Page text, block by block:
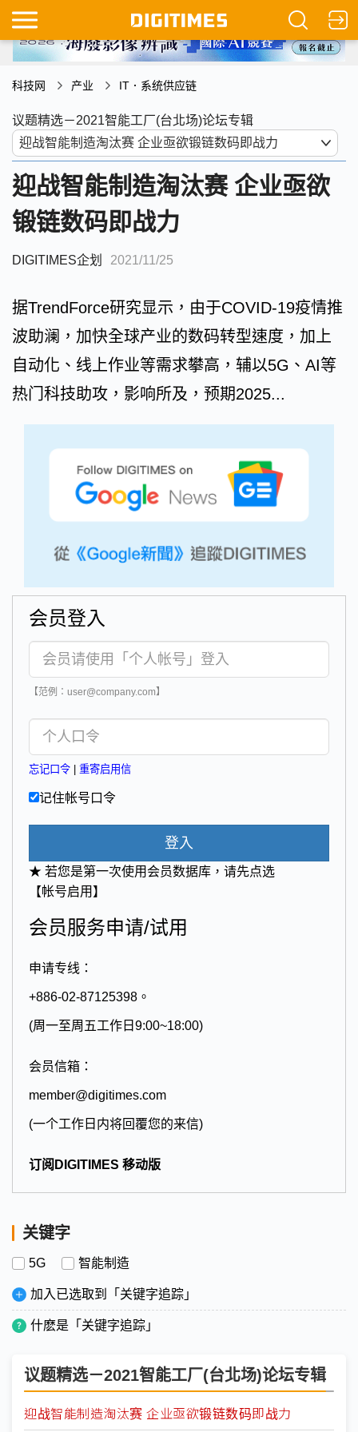
科技网 产业 IT．系统供应链
议题精选－2021智能工厂(台北场)论坛专辑
迎战智能制造淘汰赛 企业亟欲
锻链数码即战力
DIGITIMES企划 2021/11/25
据TrendForce研究显示，由于COVID-19疫情推
波助澜，加快全球产业的数码转型速度，加上
自动化、线上作业等需求攀高，辅以5G、AI等
热门科技助攻，影响所及，预期2025...
会员登入
【范例：user@company.com】
忘记口令 重寄启用信
记住帐号口令
登入
★ 若您是第一次使用会员数据库，请先点选
【帐号启用】
会员服务申请/试用
申请专线：
+886-02-87125398。
(周一至周五工作日9:00~18:00)
会员信箱：
member@digitimes.com
(一个工作日内将回覆您的来信)
订阅DIGITIMES 移动版
关键字
5G 智能制造
加入已选取到「关键字追踪」
什麽是「关键字追踪」
议题精选－2021智能工厂(台北场)论坛专辑
迎战智能制造淘汰赛 企业亟欲锻链数码即战力